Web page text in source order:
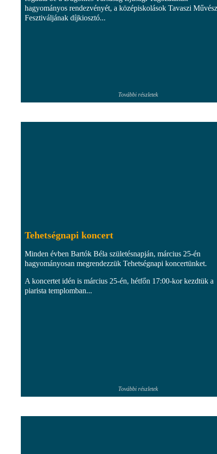
hagyományos rendezvényét, a középiskolások Tavaszi
Fesztiváljának díjkiosztó...
További részletek
Tehetségnapi koncert
Minden évben Bartók Béla születésnapján, március 25-én
hagyományosan megrendezzük Tehetségnapi koncertünket.
A koncertet idén is március 25-én, hétfőn 17:00-kor kezdtük a
piarista templomban...
További részletek